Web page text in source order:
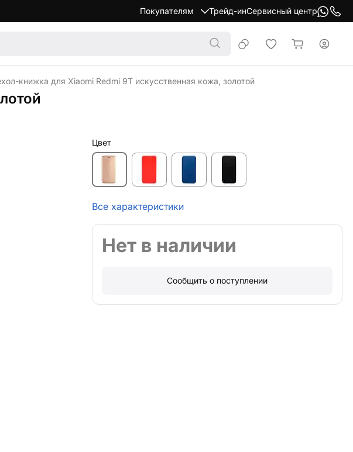
Покупателям Трейд-инСервисный центр
книжка для Xiaomi Redmi 9T искусственная кожа, золотой
Цвет
Все характеристики
Нет в наличии
Сообщить о поступлении